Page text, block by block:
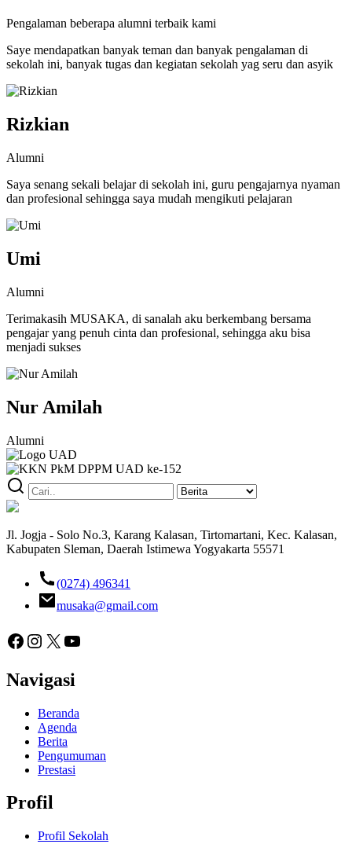
Pengalaman beberapa alumni terbaik kami
Saye mendapatkan banyak teman dan banyak pengalaman di
sekolah ini, banyak tugas dan kegiatan sekolah yag seru dan asyik
Rizkian
Alumni
Saya senang sekali belajar di sekolah ini, guru pengajarnya nyaman
dan profesional sehingga saya mudah mengikuti pelajaran
Umi
Alumni
Terimakasih MUSAKA, di sanalah aku berkembang bersama
pengajar yang penuh cinta dan profesional, sehingga aku bisa
menjadi sukses
Nur Amilah
Alumni
Jl. Jogja - Solo No.3, Karang Kalasan, Tirtomartani, Kec. Kalasan,
Kabupaten Sleman, Daerah Istimewa Yogyakarta 55571
(0274) 496341
musaka@gmail.com
Facebook
Instagram
X YouTube
Navigasi
Beranda
Agenda
Berita
Pengumuman
Prestasi
Profil
Profil Sekolah